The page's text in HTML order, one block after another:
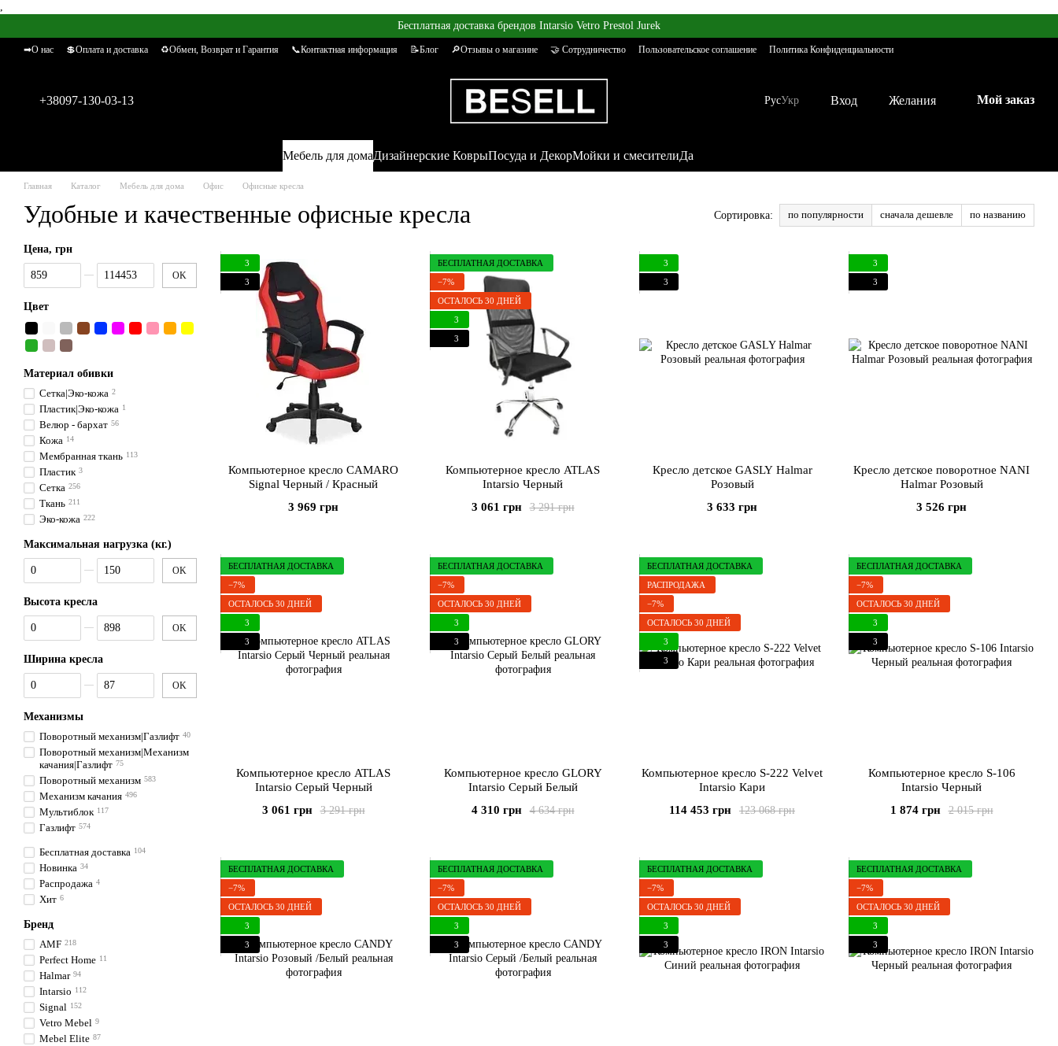
,
Бесплатная доставка брендов Intarsio Vetro Prestol Jurek
➡О нас 💲Оплата и доставка ♻Обмен, Возврат и Гарантия 📞Контактная информация 📝Блог 🔎Отзывы о магазине 🤝 Сотрудничество Пользовательское соглашение Политика Конфиденциальности
+38097-130-03-13 РусУкр Вход Желания Мой заказ
Мебель для домаДизайнерские КоврыПосуда и ДекорМойки и смесителиДа
Главная Каталог Мебель для дома Офис Офисные кресла
Удобные и качественные офисные кресла Сортировка: по популярности сначала дешевле по названию
3
3
Компьютерное кресло CAMARO
Signal Черный / Красный
3 969 грн
БЕСПЛАТНАЯ ДОСТАВКА
−7%
ОСТАЛОСЬ 30 ДНЕЙ
3
3
Компьютерное кресло ATLAS
Intarsio Черный
3 291 грн
3 061 грн
3
3
Кресло детское GASLY Halmar
Розовый
3 633 грн
3
3
Кресло детское поворотное NANI
Halmar Розовый
3 526 грн
БЕСПЛАТНАЯ ДОСТАВКА
−7%
ОСТАЛОСЬ 30 ДНЕЙ
3
3
Компьютерное кресло ATLAS
Intarsio Серый Черный
3 291 грн
3 061 грн
БЕСПЛАТНАЯ ДОСТАВКА
−7%
ОСТАЛОСЬ 30 ДНЕЙ
3
3
Компьютерное кресло GLORY
Intarsio Серый Белый
4 634 грн
4 310 грн
БЕСПЛАТНАЯ ДОСТАВКА
РАСПРОДАЖА
−7%
ОСТАЛОСЬ 30 ДНЕЙ
3
3
Компьютерное кресло S-222 Velvet
Intarsio Кари
123 068 грн
114 453 грн
БЕСПЛАТНАЯ ДОСТАВКА
−7%
ОСТАЛОСЬ 30 ДНЕЙ
3
3
Компьютерное кресло S-106
Intarsio Черный
2 015 грн
1 874 грн
БЕСПЛАТНАЯ ДОСТАВКА
−7%
ОСТАЛОСЬ 30 ДНЕЙ
3
3
БЕСПЛАТНАЯ ДОСТАВКА
−7%
ОСТАЛОСЬ 30 ДНЕЙ
3
3
БЕСПЛАТНАЯ ДОСТАВКА
−7%
ОСТАЛОСЬ 30 ДНЕЙ
3
3
БЕСПЛАТНАЯ ДОСТАВКА
−7%
ОСТАЛОСЬ 30 ДНЕЙ
3
3
Цена, грн
От Цена, грн
До Цена, грн
OK
Цвет
Материал обивки
Сетка|Эко-кожа 2
Пластик|Эко-кожа 1
Велюр - бархат 56
Кожа 14
Мембранная ткань 113
Пластик 3
Сетка 256
Ткань 211
Эко-кожа 222
Максимальная нагрузка (кг.)
От Максимальная нагрузка (кг.)
До Максимальная нагрузка (кг.)
OK
Высота кресла
От Высота кресла
До Высота кресла
OK
Ширина кресла
От Ширина кресла
До Ширина кресла
OK
Механизмы
Поворотный механизм|Газлифт 40
Поворотный механизм|Механизм
качания|Газлифт 75
Поворотный механизм 583
Механизм качания 496
Мультиблок 117
Газлифт 574
Бесплатная доставка 104
Новинка 34
Распродажа 4
Хит 6
Бренд
AMF 218
Perfect Home 11
Halmar 94
Intarsio 112
Signal 152
Vetro Mebel 9
Mebel Elite 87